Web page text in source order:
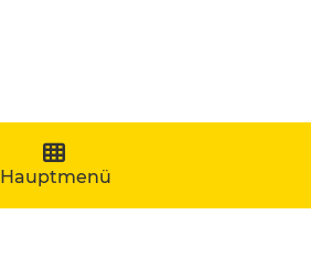
Navigation aufklappen
Hauptmenü